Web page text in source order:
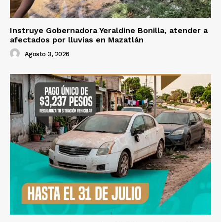
Instruye Gobernadora Yeraldine Bonilla, atender a
afectados por lluvias en Mazatlán
Agosto 3, 2026